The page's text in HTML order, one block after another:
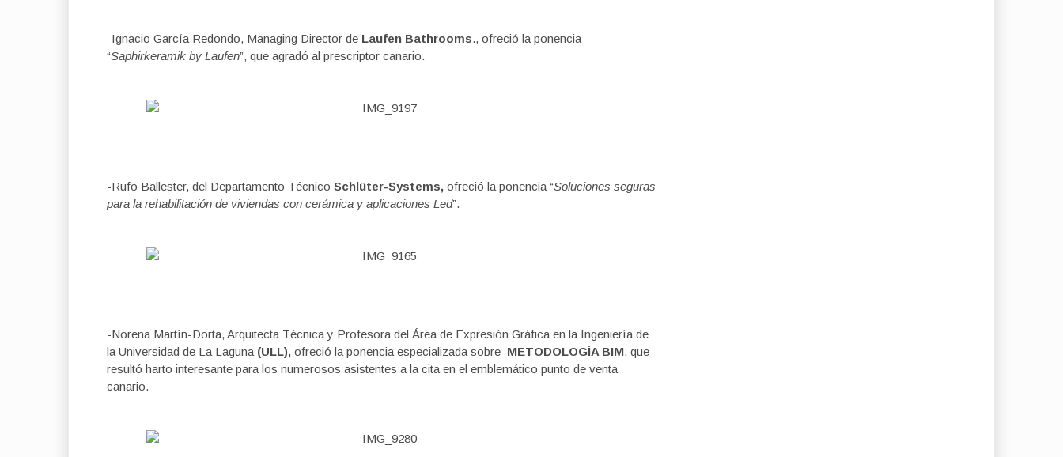
-Ignacio García Redondo, Managing Director de Laufen Bathrooms., ofreció la ponencia
“Saphirkeramik by Laufen”, que agradó al prescriptor canario.
-Rufo Ballester, del Departamento Técnico Schlüter-Systems, ofreció la ponencia “Soluciones seguras
para la rehabilitación de viviendas con cerámica y aplicaciones Led”.
-Norena Martín-Dorta, Arquitecta Técnica y Profesora del Área de Expresión Gráfica en la Ingeniería de
la Universidad de La Laguna (ULL), ofreció la ponencia especializada sobre METODOLOGÍA BIM, que
resultó harto interesante para los numerosos asistentes a la cita en el emblemático punto de venta
canario.